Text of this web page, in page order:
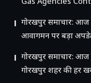
Gas Agencies
गोरखपुर समाचार: आज
आवागमन पर बड़ा
गोरखपुर समाचार: आज
गोरखपुर शहर की हर